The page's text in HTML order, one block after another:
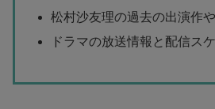
松村沙友理の過去の出演作
ドラマの放送情報と配信ス